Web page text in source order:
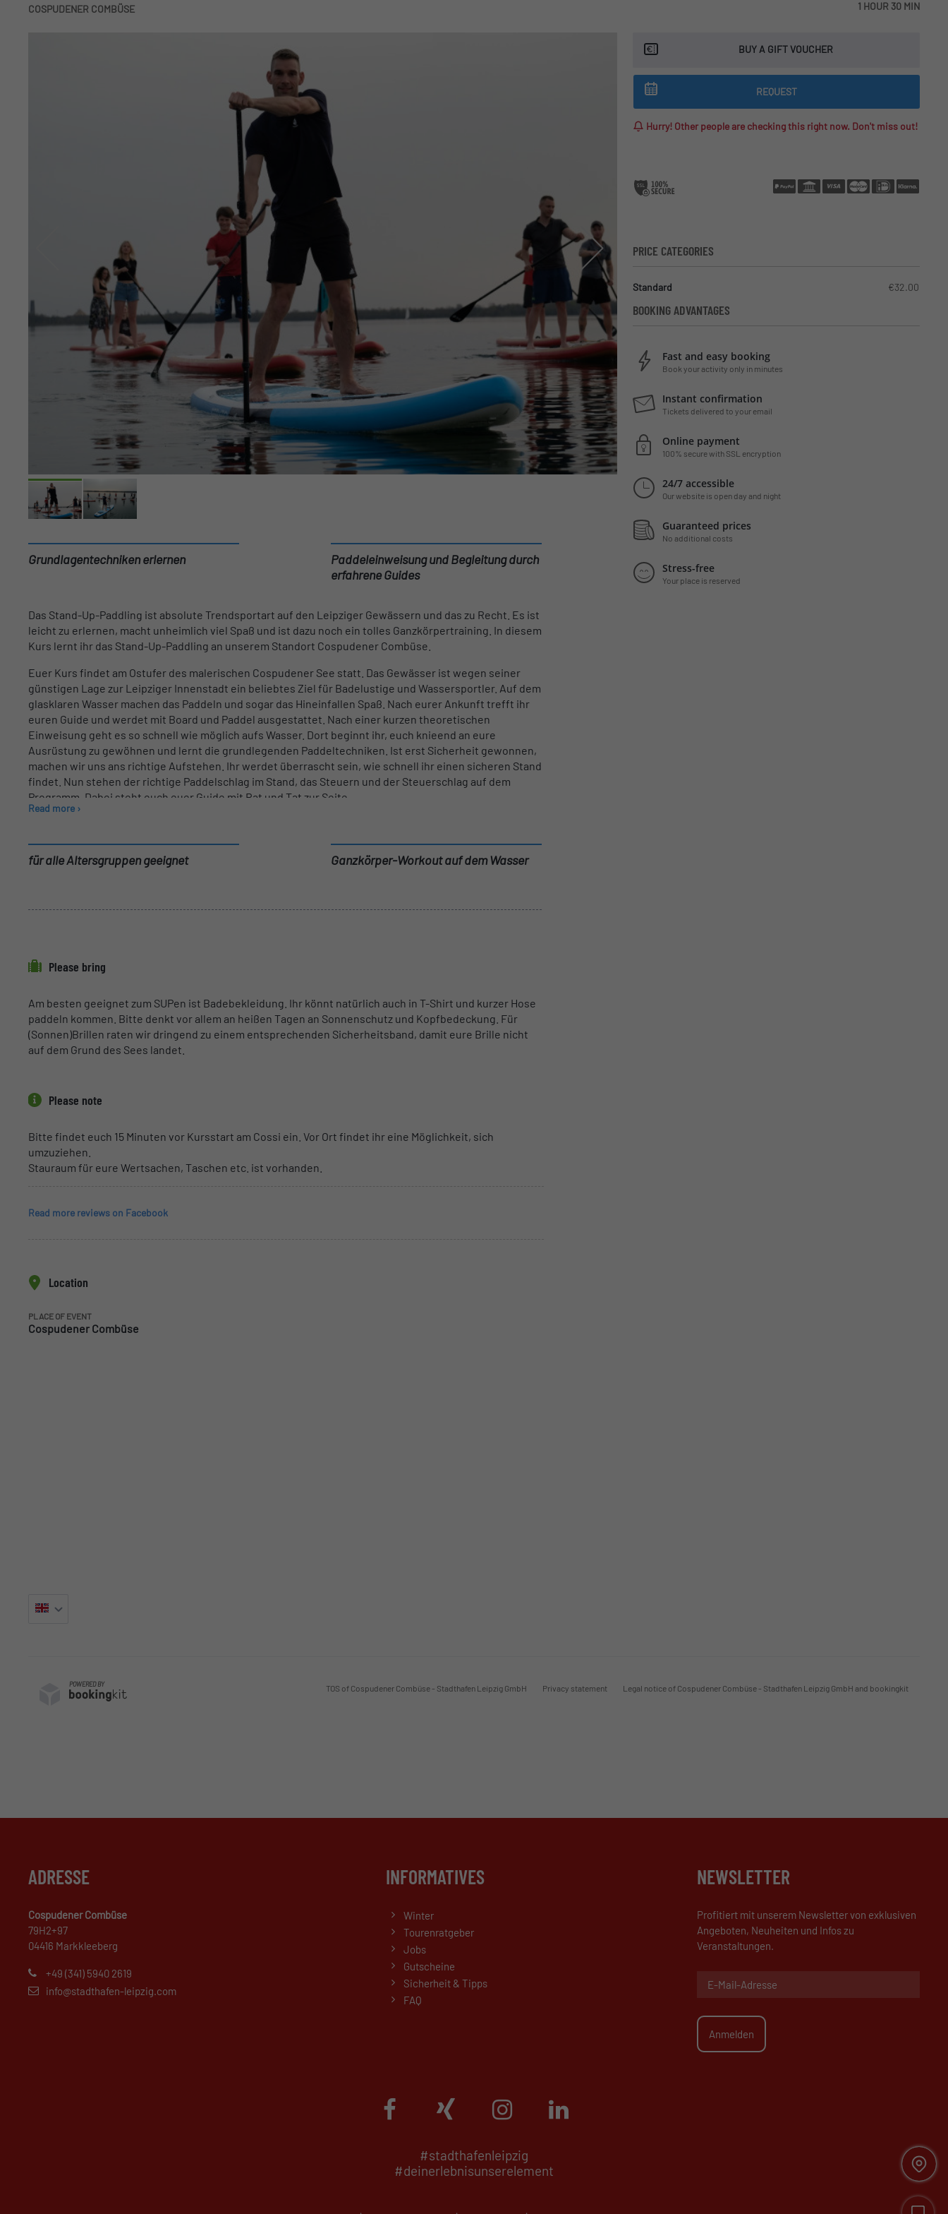
COSPUDENER COMBÜSE 1 HOUR 30 MIN
Grundlagentechniken erlernen
Paddeleinweisung und Begleitung durch
erfahrene Guides
Das Stand-Up-Paddling ist absolute Trendsportart auf den Leipziger Gewässern und das zu Recht. Es ist
leicht zu erlernen, macht unheimlich viel Spaß und ist dazu noch ein tolles Ganzkörpertraining. In diesem
Kurs lernt ihr das Stand-Up-Paddling an unserem Standort Cospudener Combüse.
Euer Kurs findet am Ostufer des malerischen Cospudener See statt. Das Gewässer ist wegen seiner
günstigen Lage zur Leipziger Innenstadt ein beliebtes Ziel für Badelustige und Wassersportler. Auf dem
glasklaren Wasser machen das Paddeln und sogar das Hineinfallen Spaß. Nach eurer Ankunft trefft ihr
euren Guide und werdet mit Board und Paddel ausgestattet. Nach einer kurzen theoretischen
Einweisung geht es so schnell wie möglich aufs Wasser. Dort beginnt ihr, euch knieend an eure
Ausrüstung zu gewöhnen und lernt die grundlegenden Paddeltechniken. Ist erst Sicherheit gewonnen,
machen wir uns ans richtige Aufstehen. Ihr werdet überrascht sein, wie schnell ihr einen sicheren Stand
findet. Nun stehen der richtige Paddelschlag im Stand, das Steuern und der Steuerschlag auf dem
Programm. Dabei steht euch euer Guide mit Rat und Tat zur Seite.
Antworten auf eure Fragen.
Read more ›
für alle Altersgruppen geeignet Ganzkörper-Workout auf dem Wasser
Please bring
Am besten geeignet zum SUPen ist Badebekleidung. Ihr könnt natürlich auch in T-Shirt und kurzer Hose
paddeln kommen. Bitte denkt vor allem an heißen Tagen an Sonnenschutz und Kopfbedeckung. Für
(Sonnen)Brillen raten wir dringend zu einem entsprechenden Sicherheitsband, damit eure Brille nicht
auf dem Grund des Sees landet.
Please note
Bitte findet euch 15 Minuten vor Kursstart am Cossi ein. Vor Ort findet ihr eine Möglichkeit, sich
umzuziehen.
Stauraum für eure Wertsachen, Taschen etc. ist vorhanden.
Read more reviews on Facebook
BUY A GIFT VOUCHER
REQUEST
Hurry! Other people are checking this right now. Don't miss out!
PRICE CATEGORIES
Standard €32.00
BOOKING ADVANTAGES
Fast and easy booking
Book your activity only in minutes
Instant confirmation
Tickets delivered to your email
Online payment
100% secure with SSL encryption
24/7 accessible
Our website is open day and night
Guaranteed prices
No additional costs
Stress-free
Your place is reserved
Location
PLACE OF EVENT
Cospudener Combüse
POWERED BY TOS of Cospudener Combüse - Stadthafen Leipzig GmbH Privacy statement Legal notice of Cospudener Combüse - Stadthafen Leipzig GmbH and bookingkit
ADRESSE
Cospudener Combüse
79H2+97
04416 Markkleeberg
+49 (341) 5940 2619
info@stadthafen-leipzig.com
INFORMATIVES
Winter
Tourenratgeber
Jobs
Gutscheine
Sicherheit & Tipps
FAQ
NEWSLETTER
Profitiert mit unserem Newsletter von exklusiven
Angeboten, Neuheiten und Infos zu
Veranstaltungen.
#stadthafenleipzig
#deinerlebnisunserelement